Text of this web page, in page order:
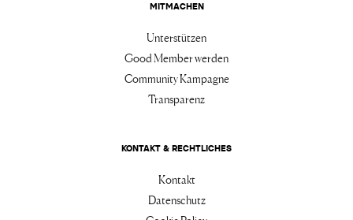
MITMACHEN
Unterstützen
Good Member werden
Community Kampagne
Transparenz
KONTAKT & RECHTLICHES
Kontakt
Datenschutz